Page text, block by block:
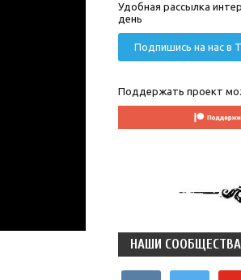
Удобная рассылка
день
Подпишись на нас в
Поддержать проект
НАШИ СООБЩЕСТВА